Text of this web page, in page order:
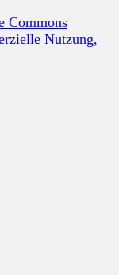
Commons
Nutzung,